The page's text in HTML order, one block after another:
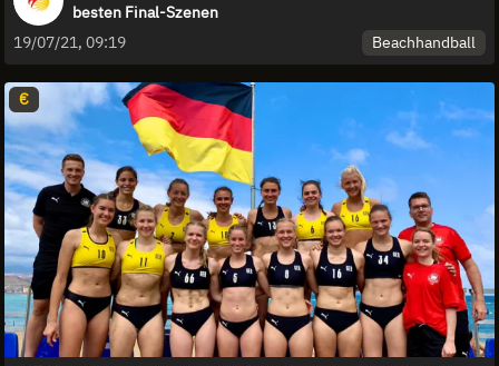
besten Final-Szenen
19/07/21, 09:19
Beachhandball
€